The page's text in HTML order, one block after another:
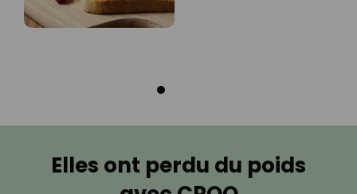
Elles ont perdu du poids